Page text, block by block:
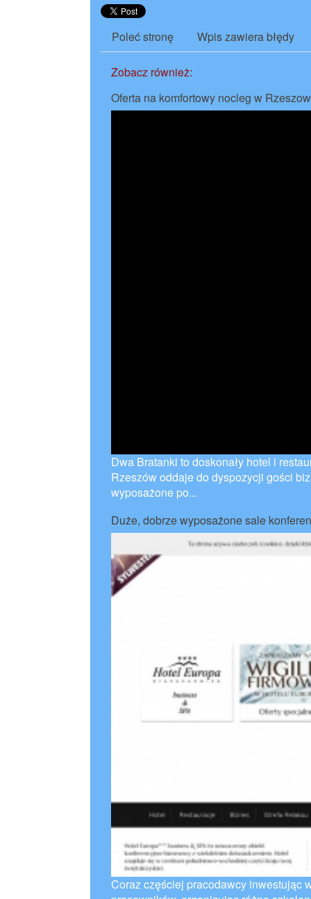
Poleć stronę Wpis zawiera błędy
Zobacz również:
Oferta na komfortowy nocleg w
Dwa Bratanki to doskonały hotel i
Rzeszów oddaje do dyspozycji gości
wyposażone po...
Duże, dobrze wyposażone sale
Coraz częściej pracodawcy inwestując